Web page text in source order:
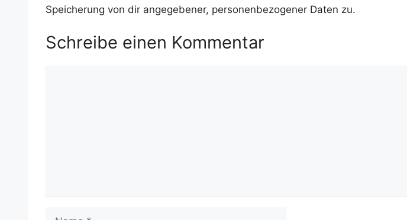
Speicherung von dir angegebener, personenbezogener Daten zu.
Schreibe einen Kommentar
Name